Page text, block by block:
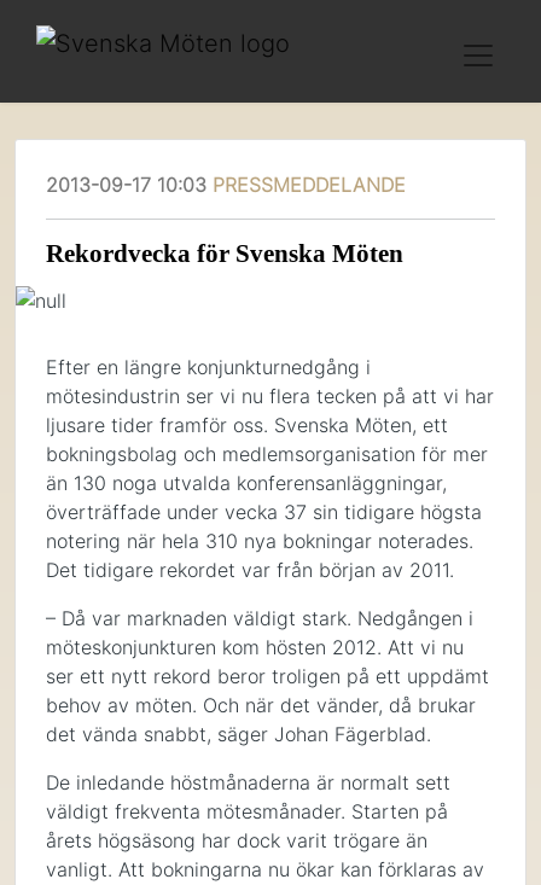
2013-09-17 10:03 PRESSMEDDELANDE
Rekordvecka för Svenska Möten
Efter en längre konjunkturnedgång i
mötesindustrin ser vi nu flera tecken på att vi har
ljusare tider framför oss. Svenska Möten, ett
bokningsbolag och medlemsorganisation för mer
än 130 noga utvalda konferensanläggningar,
överträffade under vecka 37 sin tidigare högsta
notering när hela 310 nya bokningar noterades.
Det tidigare rekordet var från början av 2011.
– Då var marknaden väldigt stark. Nedgången i
möteskonjunkturen kom hösten 2012. Att vi nu
ser ett nytt rekord beror troligen på ett uppdämt
behov av möten. Och när det vänder, då brukar
det vända snabbt, säger Johan Fägerblad.
De inledande höstmånaderna är normalt sett
väldigt frekventa mötesmånader. Starten på
årets högsäsong har dock varit trögare än
vanligt. Att bokningarna nu ökar kan förklaras av